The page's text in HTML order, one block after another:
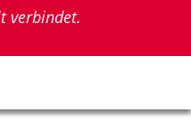
verbindet.